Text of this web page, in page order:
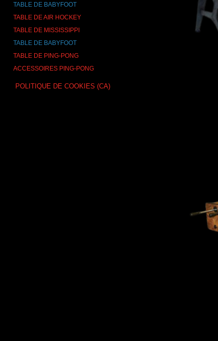
TABLE DE BABYFOOT
TABLE DE AIR HOCKEY
TABLE DE MISSISSIPPI
TABLE DE BABYFOOT
TABLE DE PING-PONG
ACCESSOIRES PING-PONG
POLITIQUE DE COOKIES (CA)